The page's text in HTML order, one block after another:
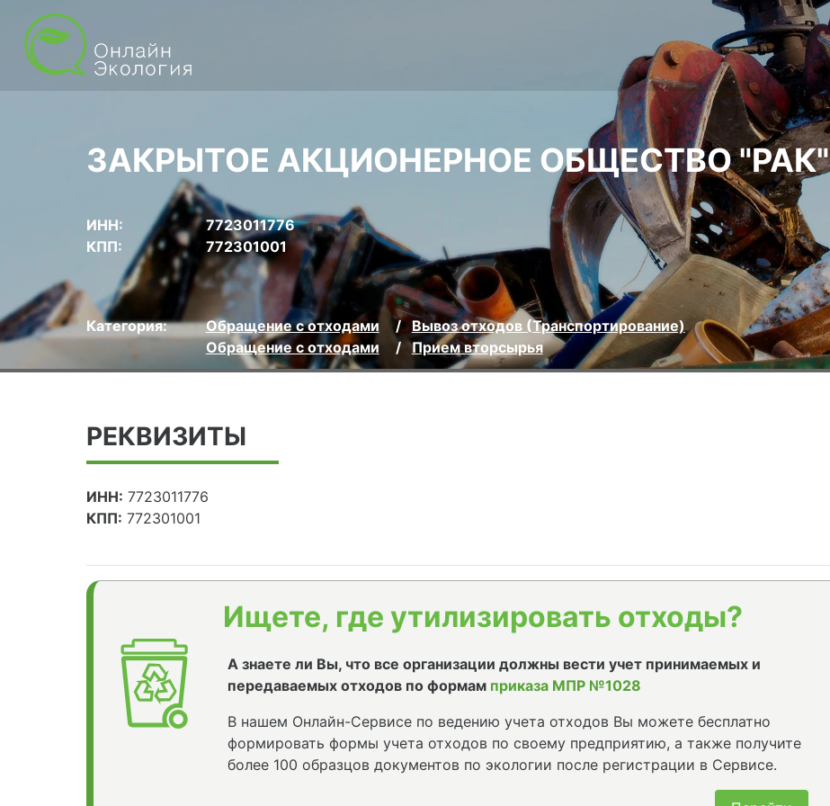
ЗАКРЫТОЕ АКЦИОНЕРНОЕ ОБЩЕСТВО "РАК"
ИНН:
7723011776
КПП:
772301001
Категория: Обращение с отходами
Вывоз отходов (Транспортирование)
Обращение с отходами
Прием вторсырья
РЕКВИЗИТЫ
ИНН: 7723011776
КПП: 772301001
Ищете, где утилизировать отходы?
А знаете ли Вы, что все организации должны вести учет принимаемых и
передаваемых отходов по формам приказа МПР №1028
В нашем Онлайн-Сервисе по ведению учета отходов Вы можете бесплатно
формировать формы учета отходов по своему предприятию, а также получите
более 100 образцов документов по экологии после регистрации в Сервисе.